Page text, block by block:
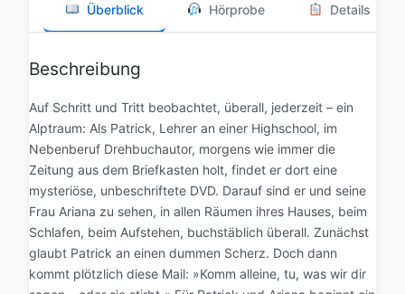
Überblick Hörprobe Details
Beschreibung
Auf Schritt und Tritt beobachtet, überall, jederzeit – ein
Alptraum: Als Patrick, Lehrer an einer Highschool, im
Nebenberuf Drehbuchautor, morgens wie immer die
Zeitung aus dem Briefkasten holt, findet er dort eine
mysteriöse, unbeschriftete DVD. Darauf sind er und seine
Frau Ariana zu sehen, in allen Räumen ihres Hauses, beim
Schlafen, beim Aufstehen, buchstäblich überall. Zunächst
glaubt Patrick an einen dummen Scherz. Doch dann
kommt plötzlich diese Mail: »Komm alleine, tu, was wir dir